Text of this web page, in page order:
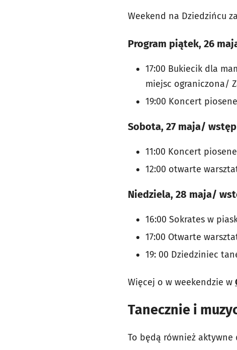
Weekend na Dziedzińcu
Program piątek, 26
17:00 Bukiecik dla
miejsc ograniczona/
19:00 Koncert
Sobota, 27 maja/
11:00 Koncert
12:00 otwarte
Niedziela, 28 maja/
16:00 Sokrates w
17:00 Otwarte
19: 00 Dziedziniec
Więcej o w weekendzie w
Tanecznie i
To będą również